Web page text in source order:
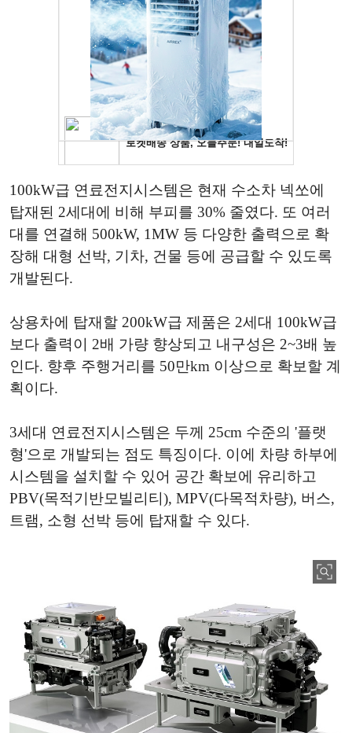
100kW급 연료전지시스템은 현재 수소차 넥쏘에
탑재된 2세대에 비해 부피를 30% 줄였다. 또 여러
대를 연결해 500kW, 1MW 등 다양한 출력으로 확
장해 대형 선박, 기차, 건물 등에 공급할 수 있도록
개발된다.
상용차에 탑재할 200kW급 제품은 2세대 100kW급
보다 출력이 2배 가량 향상되고 내구성은 2~3배 높
인다. 향후 주행거리를 50만km 이상으로 확보할 계
획이다.
3세대 연료전지시스템은 두께 25cm 수준의 '플랫
형'으로 개발되는 점도 특징이다. 이에 차량 하부에
시스템을 설치할 수 있어 공간 확보에 유리하고
PBV(목적기반모빌리티), MPV(다목적차량), 버스,
트램, 소형 선박 등에 탑재할 수 있다.